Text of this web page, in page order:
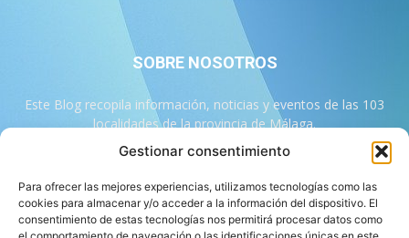
Gestionar consentimiento
Para ofrecer las mejores experiencias, utilizamos tecnologías como las
cookies para almacenar y/o acceder a la información del dispositivo. El
consentimiento de estas tecnologías nos permitirá procesar datos como
SOBRE NOSOTROS
Este Blog recopila información, noticias y eventos de las 103
localidades de la provincia de Málaga.
Contáctanos: info@103malaga.com
SÍGUENOS